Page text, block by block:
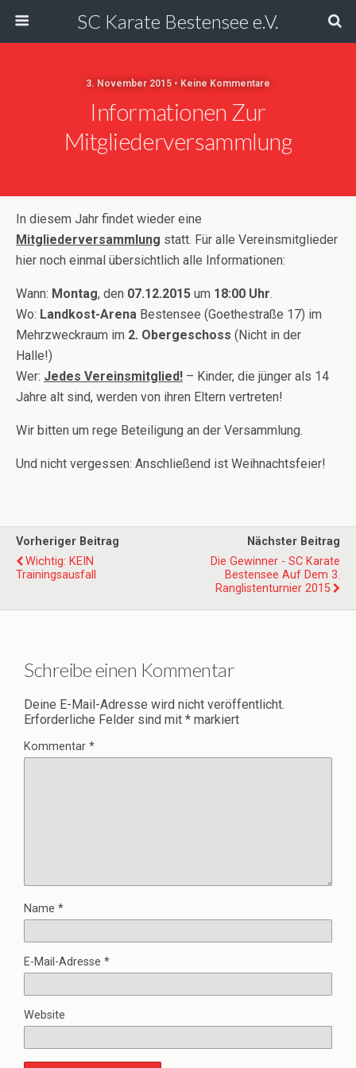
SC Karate Bestensee e.V.
3. November 2015 • Keine Kommentare
Informationen Zur
Mitgliederversammlung
In diesem Jahr findet wieder eine
Mitgliederversammlung statt. Für alle Vereinsmitglieder
hier noch einmal übersichtlich alle Informationen:
Wann: Montag, den 07.12.2015 um 18:00 Uhr.
Wo: Landkost-Arena Bestensee (Goethestraße 17) im
Mehrzweckraum im 2. Obergeschoss (Nicht in der
Halle!)
Wer: Jedes Vereinsmitglied! – Kinder, die jünger als 14
Jahre alt sind, werden von ihren Eltern vertreten!
Wir bitten um rege Beteiligung an der Versammlung.
Und nicht vergessen: Anschließend ist Weihnachtsfeier!
Vorheriger Beitrag
Wichtig: KEIN
Trainingsausfall
Nächster Beitrag
Die Gewinner - SC Karate
Bestensee Auf Dem 3.
Ranglistenturnier 2015
Schreibe einen Kommentar
Deine E-Mail-Adresse wird nicht veröffentlicht.
Erforderliche Felder sind mit * markiert
Kommentar *
Name *
E-Mail-Adresse *
Website